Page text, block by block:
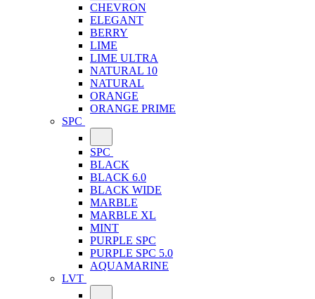
CHEVRON
ELEGANT
BERRY
LIME
LIME ULTRA
NATURAL 10
NATURAL
ORANGE
ORANGE PRIME
SPC
SPC
BLACK
BLACK 6.0
BLACK WIDE
MARBLE
MARBLE XL
MINT
PURPLE SPC
PURPLE SPC 5.0
AQUAMARINE
LVT